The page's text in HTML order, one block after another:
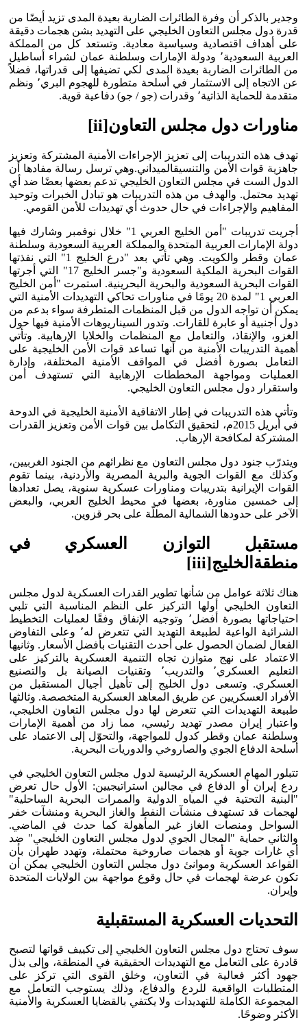
وجدير بالذكر أن وفرة الطائرات الضاربة بعيدة المدى تزيد أيضًا من
قدرة دول مجلس التعاون الخليجي على التهديد بشن هجمات دقيقة
على أهداف اقتصادية وسياسية معادية. وتستعد كل من المملكة
العربية السعودية٬ ودولة الإمارات وسلطنة عمان لشراء أساطيل
من الطائرات الضاربة بعيدة المدى لكي تضيفها إلى قدراتها، فضلاً
عن الاتجاه إلى الاستثمار في أسلحة متطورة للهجوم البري٬ ونظم
متقدمة للحماية الذاتية٬ وقدرات (جو / جو) دفاعية قوية.
مناورات دول مجلس التعاون[ii]
تهدف هذه التدريبات إلى تعزيز الإجراءات الأمنية المشتركة وتعزيز
جاهزية قوات الأمن والتنسيقالميداني.وهي ترسل رسالة مفادها أن
الدول الست في مجلس التعاون الخليجي تدعم بعضها بعضًا ضد أي
تهديد محتمل. والهدف من هذه التدريبات هو تبادل الخبرات وتوحيد
المفاهيم والإجراءات في حال حدوث أي تهديدات للأمن القومي.
أجريت تدريبات "أمن الخليج العربي 1" خلال نوفمبر وشارك فيها
دولة الإمارات العربية المتحدة والمملكة العربية السعودية وسلطنة
عمان وقطر والكويت. وهي تأتي بعد "درع الخليج 1" التي نفذتها
القوات البحرية الملكية السعودية و"جسر الخليج 17" التي أجرتها
القوات البحرية السعودية والبحرية البحرينية. استمرت "أمن الخليج
العربي 1" لمدة 20 يومًا في مناورات تحاكي التهديدات الأمنية التي
يمكن أن تواجه الدول من قبل المنظمات المتطرفة سواء بدعم من
دول أجنبية أو عابرة للقارات. وتدور السيناريوهات الأمنية فيها حول
الغزو، والإنقاذ، والتعامل مع المنظمات والخلايا الإرهابية. وتأتي
أهمية التدريبات الأمنية من أنها تساعد قوات الأمن الخليجية على
التعامل بصورة أفضل في المواقف الأمنية المختلفة، وإدارة
العمليات ومواجهة المخططات الإرهابية التي تستهدف أمن
واستقرار دول مجلس التعاون الخليجي.
وتأتي هذه التدريبات في إطار الاتفاقية الأمنية الخليجية في الدوحة
في أبريل 2015م، لتحقيق التكامل بين قوات الأمن وتعزيز القدرات
المشتركة لمكافحة الإرهاب.
ويتدرّب جنود دول مجلس التعاون مع نظرائهم من الجنود الغربيين،
وكذلك مع القوات الجوية والبرية المصرية والأردنية، بينما تقوم
القوات الإيرانية بتدريبات ومناورات عسكرية سنوية، يصل تعدادها
إلى خمسين مناورة، بعضها في محيط الخليج العربي، والبعض
الآخر على حدودها الشمالية المطلّة على بحر قزوين.
مستقبل التوازن العسكري في
منطقةالخليج[iii]
هناك ثلاثة عوامل من شأنها تطوير القدرات العسكرية لدول مجلس
التعاون الخليجي أولها التركيز على النظم المناسبة التي تلبي
احتياجاتها بصورة أفضل٬ وتوجيه الإنفاق وفقًا لعمليات التخطيط
الشرائية الواعية لطبيعة التهديد التي تتعرض له٬ وعلى التفاوض
الفعال لضمان الحصول على أحدث التقنيات بأفضل الأسعار. وثانيها
الاعتماد على نهج متوازن تجاه التنمية العسكرية بالتركيز على
التعليم العسكري٬ والتدريب٬ وتقنيات الصيانة بل والتصنيع
العسكري. وتسعى دول الخليج إلى تأهيل أجيال المستقبل من
الأفراد العسكريين عن طريق المعاهد العسكرية المتخصصة. وثالثها
طبيعة التهديدات التي تتعرض لها دول مجلس التعاون الخليجي،
واعتبار إيران مصدر تهديد رئيسي، مما زاد من أهمية الإمارات
وسلطنة عمان وقطر كدول للمواجهة، والتحوّل إلى الاعتماد على
أسلحة الدفاع الجوي والصاروخي والدوريات البحرية.
تتبلور المهام العسكرية الرئيسية لدول مجلس التعاون الخليجي في
ردع إيران أو الدفاع في مجالين استراتيجيين: الأول حال تعرض
"البنية التحتية في المياه الدولية والممرات البحرية الساحلية"
لهجمات قد تستهدف منشآت النفط والغاز البحرية ومنشآت خفر
السواحل ومنصات الغاز غير المأهولة كما حدث في الماضي.
والثاني حماية "المجال الجوي لدول مجلس التعاون الخليجي" ضد
أي غارات جوية أو هجمات صاروخية محتملة، وتهدد طهران بأن
القواعد العسكرية وموانئ دول مجلس التعاون الخليجي يمكن أن
تكون عرضة لهجمات في حال وقوع مواجهة بين الولايات المتحدة
وإيران.
التحديات العسكرية المستقبلية
سوف تحتاج دول مجلس التعاون الخليجي إلى تكييف قواتها لتصبح
قادرة على التعامل مع التهديدات الحقيقية في المنطقة، وإلى بذل
جهود أكثر فعالية في التعاون، وخلق القوى التي تركز على
المتطلبات الواقعية للردع والدفاع، وذلك يستوجب التعامل مع
المجموعة الكاملة للتهديدات ولا يكتفي بالقضايا العسكرية والأمنية
الأكثر وضوحًا.